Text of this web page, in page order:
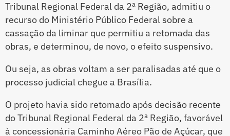
Tribunal Regional Federal da 2ª Região, admitiu o
recurso do Ministério Público Federal sobre a
cassação da liminar que permitiu a retomada das
obras, e determinou, de novo, o efeito suspensivo.
Ou seja, as obras voltam a ser paralisadas até que o
processo judicial chegue a Brasília.
O projeto havia sido retomado após decisão recente
do Tribunal Regional Federal da 2ª Região, favorável
à concessionária Caminho Aéreo Pão de Açúcar, que